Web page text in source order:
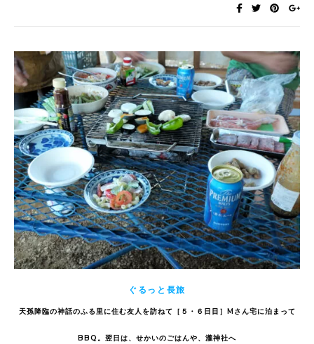
ぐるっと長旅
天孫降臨の神話のふる里に住む友人を訪ねて［５・６日目］Mさん宅に泊まって
BBQ。翌日は、せかいのごはんや、瀧神社へ